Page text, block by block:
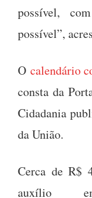
possível,
possível”,
O calendário
consta da
Cidadania
da União.
Cerca de R$
auxílio